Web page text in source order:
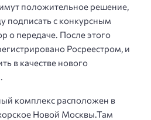
положительное решение,
подписать с конкурсным
о передаче. После этого
Росреестром, и
в качестве нового
комплекс расположен в
Новой Москвы.Там